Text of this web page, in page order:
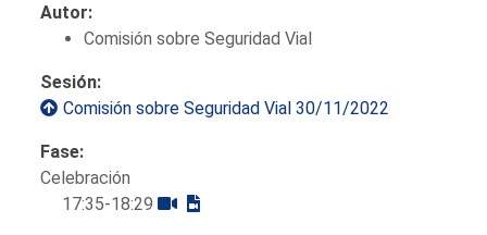
Autor:
Comisión sobre Seguridad Vial
Sesión:
Comisión sobre Seguridad Vial 30/11/2022
Fase:
Celebración
17:35-18:29